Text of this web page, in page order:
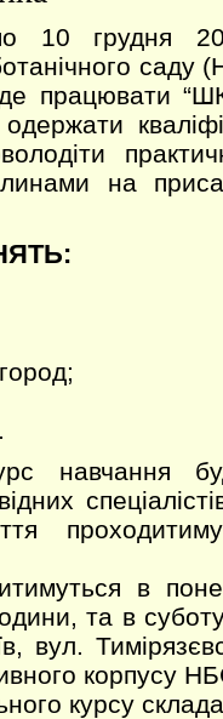
10 грудня
працювати
на
навчання
в
та в
вул.
корпусу
курсу